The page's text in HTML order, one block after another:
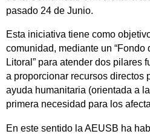
pasado 24 de Junio.
Esta iniciativa tiene como
comunidad, mediante un
Litoral” para atender dos pilares
a proporcionar recursos
ayuda humanitaria (orientada a
primera necesidad para los
En este sentido la AEUSB ha